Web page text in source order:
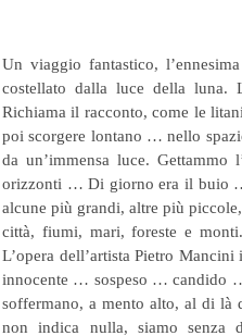
Un viaggio fantastico,
costellato dalla luce della luna.
Richiama il racconto, come le
poi scorgere lontano … nello
da un’immensa luce.
orizzonti … Di giorno era il buio …
alcune più grandi, altre più
città, fiumi, mari, foreste e
L’opera dell’artista Pietro
innocente … sospeso … candido
soffermano, a mento alto, al di là
non indica nulla, siamo senza